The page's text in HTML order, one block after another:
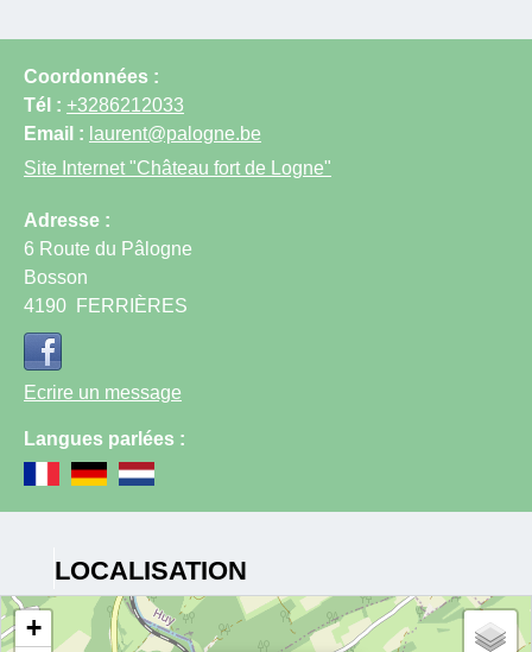
Coordonnées :
Tél : +3286212033
Email : laurent@palogne.be
Site Internet "Château fort de Logne"
Adresse :
6 Route du Pâlogne
Bosson
4190
FERRIÈRES
Ecrire un message
Langues parlées :
LOCALISATION
+